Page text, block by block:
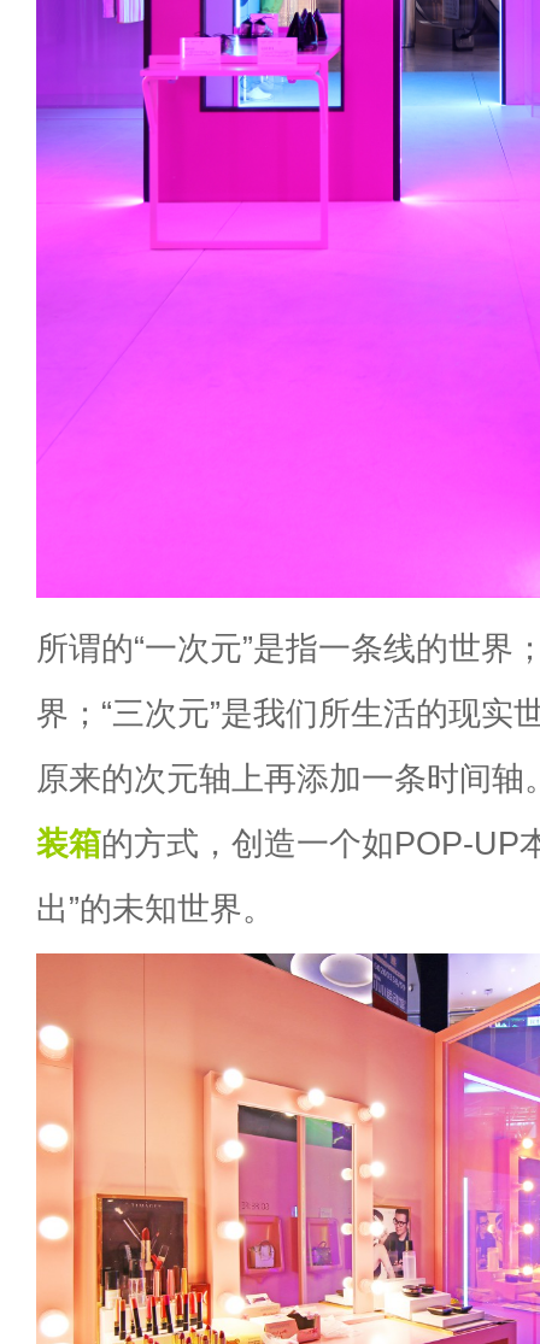
所谓的“一次元”是指一条线的世界
界；“三次元”是我们所生活的现实
原来的次元轴上再添加一条时间轴
装箱的方式，创造一个如POP-UP
出”的未知世界。